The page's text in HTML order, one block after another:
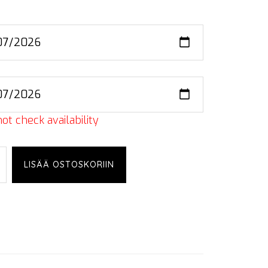
check availability
LISÄÄ OSTOSKORIIN